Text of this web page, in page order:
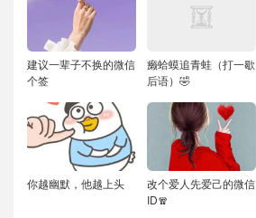
建议一辈子不换的微信
个签
癞蛤蟆追青蛙（打一歇
后语）🤣
你越幽默，他越上头
改个爱人先爱己的微信
ID🧣